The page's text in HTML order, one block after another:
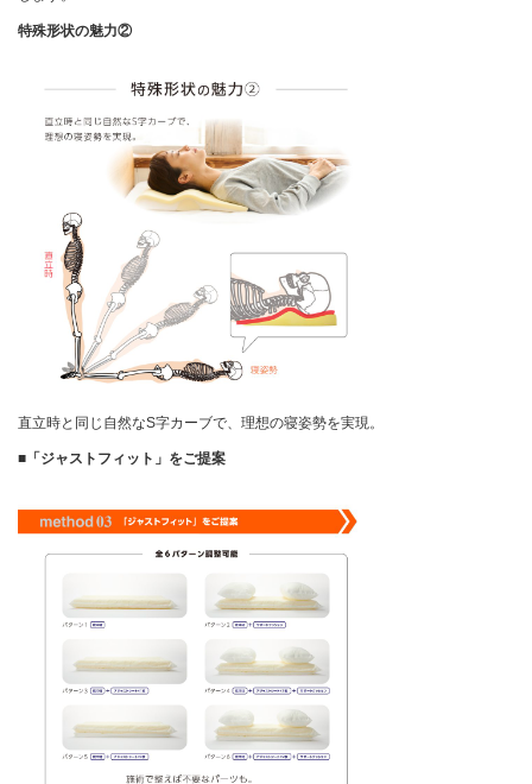
特殊形状の魅力②
直立時と同じ自然なS字カーブで、理想の寝姿勢を実現。
■「ジャストフィット」をご提案